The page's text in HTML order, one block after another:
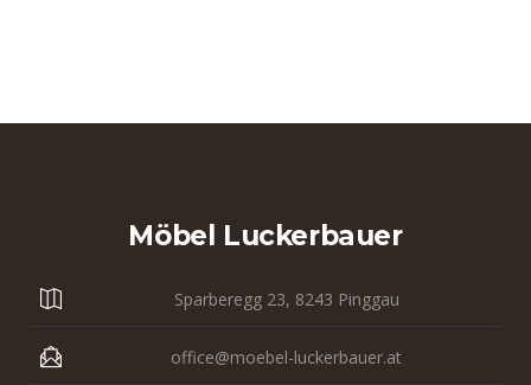
Möbel Luckerbauer
Sparberegg 23, 8243 Pinggau
office@moebel-luckerbauer.at